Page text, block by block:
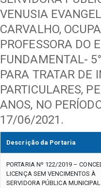
VENUSIA
CARVALHO,
PROFESSORA DO
FUNDAMENTAL-
PARA TRATAR DE
PARTICULARES,
ANOS, NO
17/06/2021.
Descrição da Portaria
PORTARIA Nº 122/2019 –
LICENÇA SEM VENCIMENTOS À
SERVIDORA PÚBLICA MUNICIPAL